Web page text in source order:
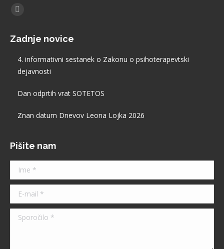
Find us on:
Facebook
opens
new
Zadnje novice
4. informativni sestanek o Zakonu o psihoterapevtski
dejavnosti
Dan odprtih vrat SOTETOS
Znan datum Dnevov Leona Lojka 2026
Pišite nam
Ime *
E-mail *
Sporočilo *